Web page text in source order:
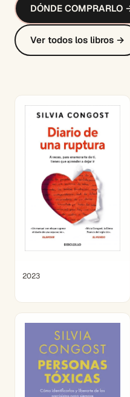
DÓNDE COMPRARLO
Ver todos los libros →
2023